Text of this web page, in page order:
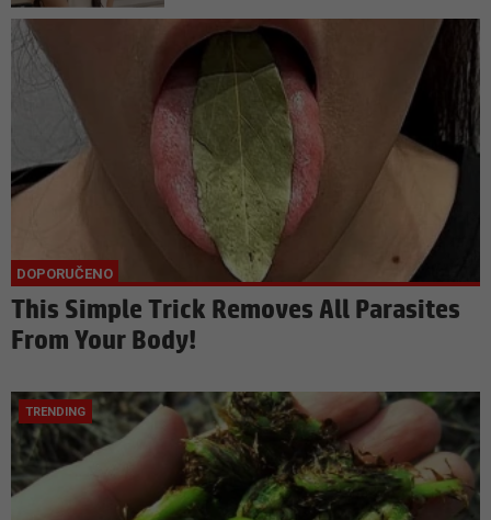
This Simple Trick Removes All Parasites
From Your Body!